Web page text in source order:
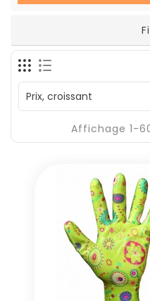
Prix, croissant
Affichage 1-